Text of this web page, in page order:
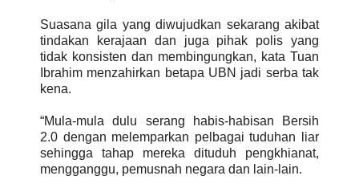
Suasana gila yang diwujudkan sekarang akibat
tindakan kerajaan dan juga pihak polis yang
tidak konsisten dan membingungkan, kata Tuan
Ibrahim menzahirkan betapa UBN jadi serba tak
kena.
“Mula-mula dulu serang habis-habisan Bersih
2.0 dengan melemparkan pelbagai tuduhan liar
sehingga tahap mereka dituduh pengkhianat,
mengganggu, pemusnah negara dan lain-lain.